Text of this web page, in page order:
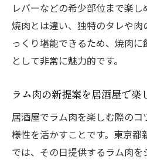
レバーなどの希少部位まで楽し
焼肉とは違い、独特のタレや
っくり堪能できるため、焼肉
として非常に魅力的です。
ラム肉の新提案を居酒屋で楽
居酒屋でラム肉を楽しむ際の
様性を活かすことです。東京都
では、その日提供するラム肉